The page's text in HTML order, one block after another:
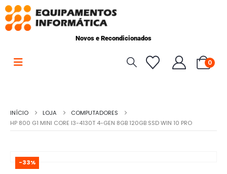
Novos e Recondicionados
0
INÍCIO LOJA
COMPUTADORES
HP 800 G1 MINI CORE I3-4130T 4-GEN 8GB 120GB SSD WIN 10 PRO
-33%